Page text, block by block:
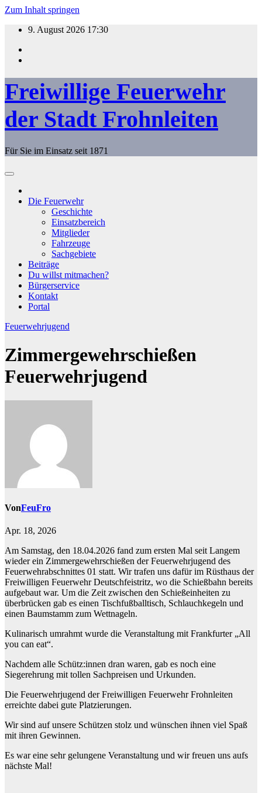
Zum Inhalt springen
9. August 2026 17:30
Freiwillige Feuerwehr
der Stadt Frohnleiten
Für Sie im Einsatz seit 1871
Die Feuerwehr
Geschichte
Einsatzbereich
Mitglieder
Fahrzeuge
Sachgebiete
Beiträge
Du willst mitmachen?
Bürgerservice
Kontakt
Portal
Feuerwehrjugend
Zimmergewehrschießen
Feuerwehrjugend
VonFeuFro
Apr. 18, 2026
Am Samstag, den 18.04.2026 fand zum ersten Mal seit Langem
wieder ein Zimmergewehrschießen der Feuerwehrjugend des
Feuerwehrabschnittes 01 statt. Wir trafen uns dafür im Rüsthaus der
Freiwilligen Feuerwehr Deutschfeistritz, wo die Schießbahn bereits
aufgebaut war. Um die Zeit zwischen den Schießeinheiten zu
überbrücken gab es einen Tischfußballtisch, Schlauchkegeln und
einen Baumstamm zum Wettnageln.
Kulinarisch umrahmt wurde die Veranstaltung mit Frankfurter „All
you can eat“.
Nachdem alle Schütz:innen dran waren, gab es noch eine
Siegerehrung mit tollen Sachpreisen und Urkunden.
Die Feuerwehrjugend der Freiwilligen Feuerwehr Frohnleiten
erreichte dabei gute Platzierungen.
Wir sind auf unsere Schützen stolz und wünschen ihnen viel Spaß
mit ihren Gewinnen.
Es war eine sehr gelungene Veranstaltung und wir freuen uns aufs
nächste Mal!